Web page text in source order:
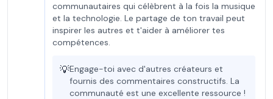
communautaires qui célèbrent à la fois la musique
et la technologie. Le partage de ton travail peut
inspirer les autres et t'aider à améliorer tes
compétences.
💡Engage-toi avec d'autres créateurs et
fournis des commentaires constructifs. La
communauté est une excellente ressource !